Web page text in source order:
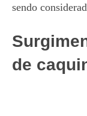
sendo
de